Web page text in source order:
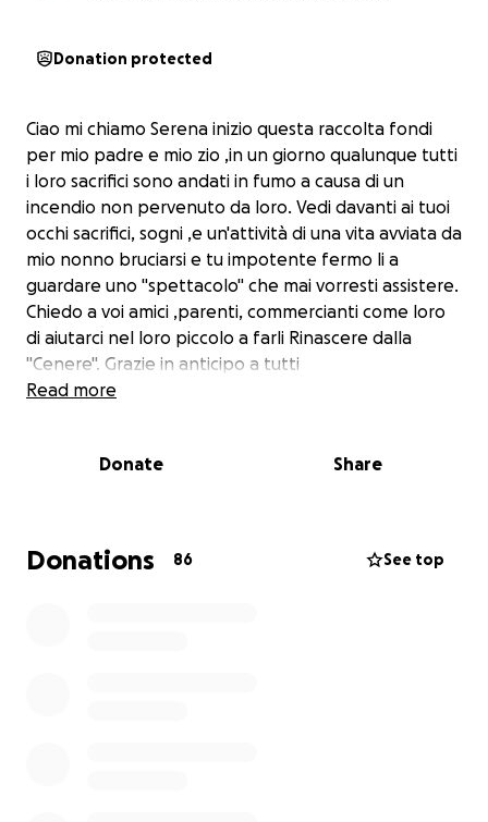
Donation protected
Ciao mi chiamo Serena inizio questa raccolta fondi
per mio padre e mio zio ,in un giorno qualunque tutti
i loro sacrifici sono andati in fumo a causa di un
incendio non pervenuto da loro. Vedi davanti ai tuoi
occhi sacrifici, sogni ,e un'attività di una vita avviata da
mio nonno bruciarsi e tu impotente fermo li a
guardare uno "spettacolo" che mai vorresti assistere.
Chiedo a voi amici ,parenti, commercianti come loro
di aiutarci nel loro piccolo a farli Rinascere dalla
"Cenere". Grazie in anticipo a tutti
Read more
Donate Share
Donations 86 See top